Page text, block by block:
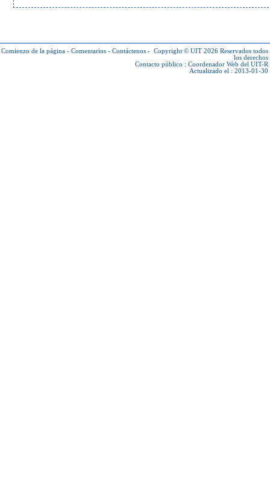
Comienzo de la página - Comentarios - Contáctenos - Copyright © UIT 2026 Reservados todos
los derechos
Contacto público : Coordenador Web del UIT-R
Actualizado el : 2013-01-30